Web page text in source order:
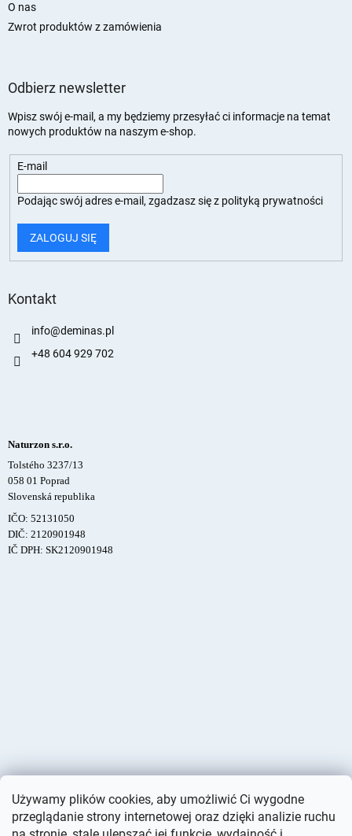
Używamy plików cookies, aby umożliwić Ci wygodne
przeglądanie strony internetowej oraz dzięki analizie ruchu
O nas
Zwrot produktów z zamówienia
Odbierz newsletter
Wpisz swój e-mail, a my będziemy przesyłać ci informacje na temat
nowych produktów na naszym e-shop.
E-mail
Podając swój adres e-mail, zgadzasz się z polityką prywatności
ZALOGUJ SIĘ
Kontakt
info@deminas.pl
+48 604 929 702
Naturzon s.r.o.
Tolstého 3237/13
058 01 Poprad
Slovenská republika
IČO: 52131050
DIČ: 2120901948
IČ DPH: SK2120901948